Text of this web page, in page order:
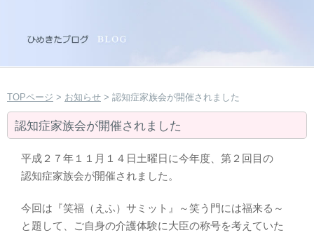
TOPページ > お知らせ > 認知症家族会が開催されました
認知症家族会が開催されました
平成２７年１１月１４日土曜日に今年度、第２回目の
認知症家族会が開催されました。
今回は『笑福（えふ）サミット』～笑う門には福来る～
と題して、ご自身の介護体験に大臣の称号を考えていた